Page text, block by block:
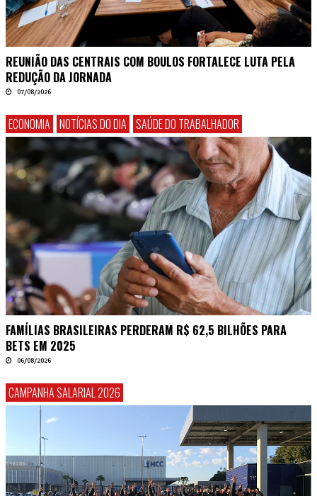
REUNIÃO DAS CENTRAIS COM BOULOS FORTALECE LUTA PELA
REDUÇÃO DA JORNADA
07/08/2026
ECONOMIA NOTÍCIAS DO DIA SAÚDE DO TRABALHADOR
FAMÍLIAS BRASILEIRAS PERDERAM R$ 62,5 BILHÕES PARA
BETS EM 2025
06/08/2026
CAMPANHA SALARIAL 2026